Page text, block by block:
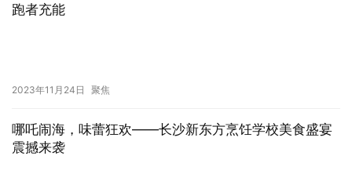
跑者充能
2023年11月24日 聚焦
哪吒闹海，味蕾狂欢——长沙新东方烹饪学校美食盛宴
震撼来袭